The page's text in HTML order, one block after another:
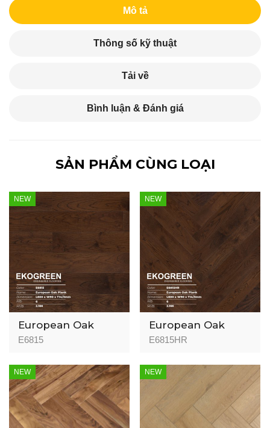
Mô tả
Thông số kỹ thuật
Tải về
Bình luận & Đánh giá
SẢN PHẨM CÙNG LOẠI
NEW
European Oak
E6815
NEW
European Oak
E6815HR
NEW NEW